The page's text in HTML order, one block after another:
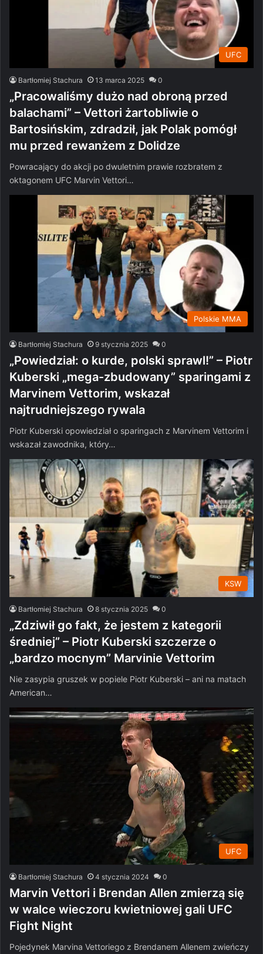
UFC
Bartłomiej Stachura 13 marca 2025 0
„Pracowaliśmy dużo nad obroną przed
balachami” – Vettori żartobliwie o
Bartosińskim, zdradził, jak Polak pomógł
mu przed rewanżem z Dolidze
Powracający do akcji po dwuletnim prawie rozbratem z
oktagonem UFC Marvin Vettori…
Polskie MMA
Bartłomiej Stachura 9 stycznia 2025 0
„Powiedział: o kurde, polski sprawl!” – Piotr
Kuberski „mega-zbudowany” sparingami z
Marvinem Vettorim, wskazał
najtrudniejszego rywala
Piotr Kuberski opowiedział o sparingach z Marvinem Vettorim i
wskazał zawodnika, który…
KSW
Bartłomiej Stachura 8 stycznia 2025 0
„Zdziwił go fakt, że jestem z kategorii
średniej” – Piotr Kuberski szczerze o
„bardzo mocnym” Marvinie Vettorim
Nie zasypia gruszek w popiele Piotr Kuberski – ani na matach
American…
UFC
Bartłomiej Stachura 4 stycznia 2024 0
Marvin Vettori i Brendan Allen zmierzą się
w walce wieczoru kwietniowej gali UFC
Fight Night
Pojedynek Marvina Vettoriego z Brendanem Allenem zwieńczy